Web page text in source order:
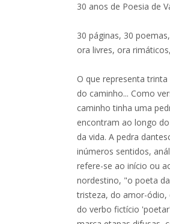
30 anos de Poesia de
30 páginas, 30
ora livres, ora
O que representa
do caminho... Como
caminho tinha uma
encontram ao longo
da vida. A pedra
inúmeros sentidos,
refere-se ao início ou
nordestino, "o poeta
tristeza, do amor-ódio,
do verbo fictício